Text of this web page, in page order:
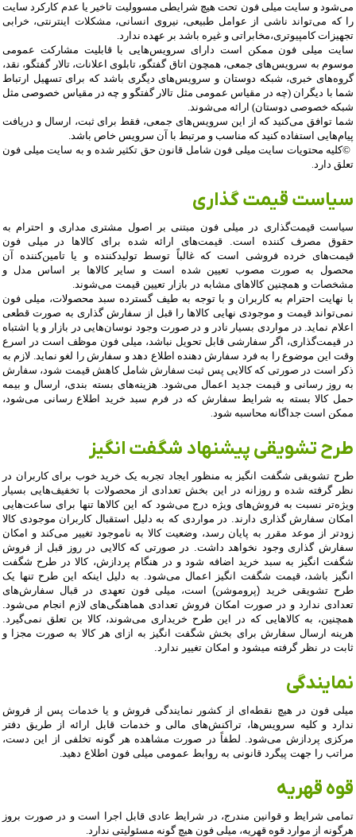
می‏‌شود و سایت میلی فون تحت هیچ شرایطی مسوولیت تاخیر یا عدم کارکرد سایت
را که می‌تواند ناشى از عوامل طبیعى، نیروى انسانی، مشکلات اینترنتى، خرابی
تجهیزات کامپیوترى،مخابراتى و غیره باشد بر عهده ندارد.
سایت میلی فون ممکن است دارای سرویس‌‏هایی با قابلیت مشارکت عمومی
موسوم به سرویس‌‏های جمعی، همچون اتاق گفتگو، تابلوی اعلانات، تالار گفتگو، نقد،
گروه‌‏های خبری، شبکه دوستان و سرویس‏‌های دیگری باشد که برای تسهیل ارتباط
شما با دیگران (چه در مقیاس عمومی مثل تالار گفتگو و چه در مقیاس خصوصی مثل
شبکه خصوصی دوستان) ارائه می‏‌شوند.
شما توافق می‏‌کنید که از این سرویس‏‌های جمعی، فقط برای ثبت، ارسال و دریافت
پیام‏‌هایی استفاده کنید که مناسب و مرتبط با آن سرویس خاص باشد.
©کلیه محتویات سایت میلی فون شامل قانون حق تکثیر شده و به سایت میلی فون
تعلق دارد.
سیاست قیمت گذاری
سیاست قیمت‌‏گذاری در میلی فون مبتنی بر اصول مشتری مداری و احترام به
حقوق مصرف کننده است. قیمت‏‌های ارائه شده برای کالاها در میلی فون
قیمت‏‌های خرده فروشی است که غالباً توسط تولید‏کننده و یا تامین‏‌کننده آن
محصول به صورت مصوب تعیین شده است و سایر کالاها بر اساس مدل و
مشخصات و همچنین کالاهای مشابه در بازار تعیین قیمت می‌‏شوند.
با نهایت احترام به کاربران و با توجه به طیف گسترده سبد محصولات، میلی فون
نمی‌تواند قیمت و موجودی نهایی کالاها را قبل از سفارش گذاری به صورت قطعی
اعلام نماید. در مواردی بسیار نادر و در صورت وجود نوسان‌‏هایی در بازار و یا اشتباه
در قیمت‌‏گذاری، اگر سفارشی قابل تحویل نباشد، میلی فون موظف است در اسرع
وقت این موضوع را به فرد سفارش‌ ‏دهنده اطلاع دهد و سفارش را لغو نماید. لازم به
ذکر است در صورتی که کالایی پس ثبت سفارش شامل کاهش قیمت شود، سفارش
به روز رسانی و قیمت جدید اعمال می‏‌شود. هزینه‏‌های بسته بندی، ارسال و بیمه
حمل کالا بسته به شرایط سفارش که در فرم سبد خرید اطلاع‌ ‏رسانی می‌‏شود،
ممکن است جداگانه محاسبه شود.
طرح تشویقی پیشنهاد شگفت انگیز
طرح تشویقی شگفت انگیز به منظور ایجاد تجربه یک خرید خوب برای کاربران در
نظر گرفته شده و روزانه در این بخش تعدادی از محصولات با تخفیف‏‌هایی بسیار
ویژه‏‌تر نسبت به فروش‌‏های ویژه درج می‏‌شود که این کالاها تنها برای ساعت‏‌هایی
امکان سفارش گذاری دارند. در مواردی که به دلیل استقبال کاربران موجودی کالا
زودتر از موعد مقرر به پایان رسد، وضعیت کالا به ناموجود تغییر می‏‌کند و امکان
سفارش گذاری وجود نخواهد داشت. در صورتی که کالایی در روز قبل از فروش
شگفت انگیز به سبد خرید اضافه شود و در هنگام پردازش، کالا در طرح شگفت
انگیز باشد، قیمت شگفت انگیز اعمال می‏‌شود. به دلیل اینکه این طرح تنها یک
طرح تشویقی خرید (پروموشن) است، میلی فون تعهدی در قبال سفارش‌‏های
تعدادی ندارد و در صورت امکان فروش تعدادی هماهنگی‌‏های لازم انجام می‏‌شود.
همچنین، به کالاهایی که در این طرح خریداری می‌شوند، کالا بن تعلق نمی‌گیرد.
هرینه ارسال سفارش برای بخش شگفت انگیز به ازای هر کالا به صورت مجزا و
ثابت در نظر گرفته میشود و امکان تغییر ندارد.
نمایندگی
میلی فون در هیچ نقطه‏‌ای از کشور نمایندگی فروش و یا خدمات پس از فروش
ندارد و کلیه سرویس‌‏ها، تراکنش‏‌های مالی و خدمات قابل ارائه از طریق دفتر
مرکزی پردازش می‏‌شود. لطفاً در صورت مشاهده هر گونه تخلفی از این دست،
مراتب را جهت پیگرد قانونی به روابط عمومی میلی فون اطلاع دهید.
قوه قهریه
تمامی شرایط و قوانین مندرج، در شرایط عادی قابل اجرا است و در صورت بروز
هرگونه از موارد قوه قهریه، میلی فون هیچ گونه مسئولیتی ندارد.